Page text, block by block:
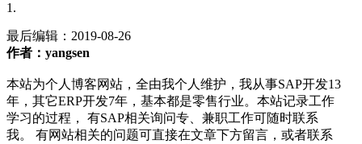
1.
最后编辑： 2019-08-26
作者：yangsen
本站为个人博客网站，全由我个人维护，我从事SAP开发13
年，其它ERP开发7年，基本都是零售行业。本站记录工作
学习的过程， 有SAP相关询问专、兼职工作可随时联系
我。 有网站相关的问题可直接在文章下方留言，或者联系